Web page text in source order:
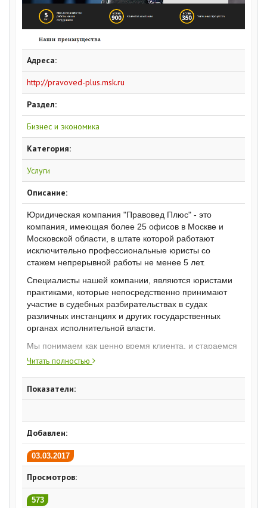
Адреса:
http://pravoved-plus.msk.ru
Раздел:
Бизнес и экономика
Категория:
Услуги
Описание:
Юридическая компания "Правовед Плюс" - это
компания, имеющая более 25 офисов в Москве и
Московской области, в штате которой работают
исключительно профессиональные юристы со
стажем непрерывной работы не менее 5 лет.
Специалисты нашей компании, являются юристами
практиками, которые непосредственно принимают
участие в судебных разбирательствах в судах
различных инстанциях и других государственных
органах исполнительной власти.
Мы понимаем как ценно время клиента, и стараемся
как можно меньше привлекать его в решении
вопроса, мы даем гарантию, что выполним свои
которые предусмотрены действующим
Адвокат высшего класса, обязан всегда следить за
законодательства, так как от этого зависит качество
его работы и достижение наивысших результатов в
Читать полностью
Показатели:
Добавлен:
03.03.2017
Просмотров:
573